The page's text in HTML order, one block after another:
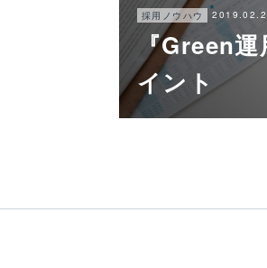
採用ノウハウ
『Green
イント